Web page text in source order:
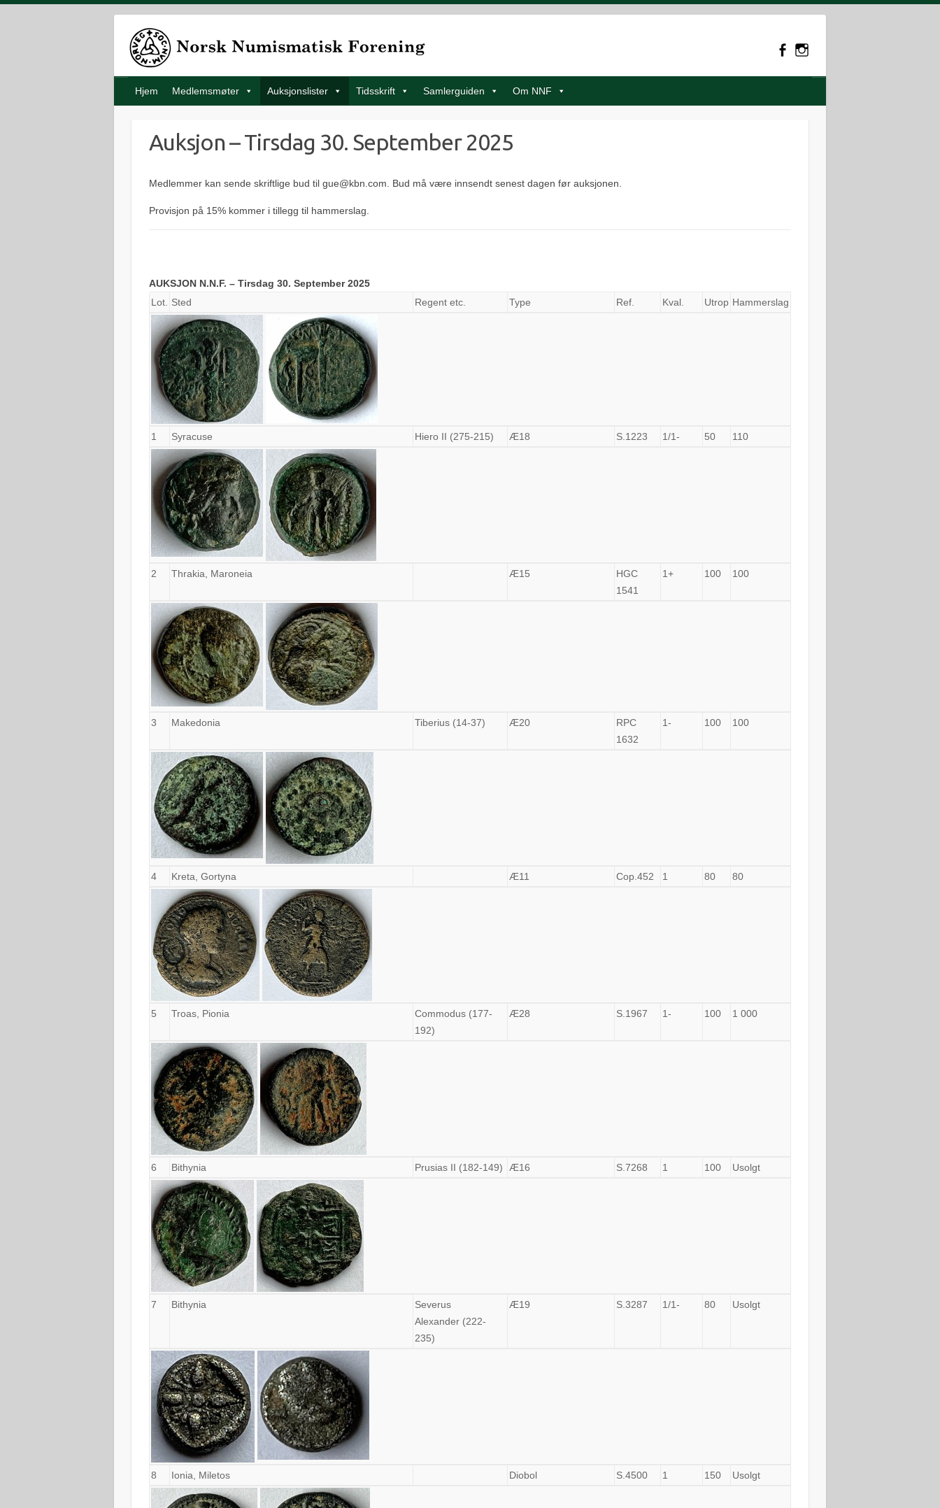
Hjem Medlemsmøter Auksjonslister Tidsskrift Samlerguiden Om NNF
Auksjon – Tirsdag 30. September 2025
Medlemmer kan sende skriftlige bud til gue@kbn.com. Bud må være innsendt senest dagen før auksjonen.
Provisjon på 15% kommer i tillegg til hammerslag.
AUKSJON N.N.F. – Tirsdag 30. September 2025
Lot.
Sted Regent etc. Type Ref. Kval. Utrop Hammerslag
1 Syracuse Hiero II (275-215) Æ18 S.1223 1/1- 50 110
2 Thrakia, Maroneia Æ15
HGC
1541
1+ 100 100
3 Makedonia Tiberius (14-37) Æ20
RPC
1632
1- 100 100
4 Kreta, Gortyna Æ11 Cop.452 1 80 80
5 Troas, Pionia
Commodus (177-
192)
Æ28 S.1967 1- 100 1 000
6 Bithynia Prusias II (182-149) Æ16 S.7268 1 100 Usolgt
7 Bithynia
Severus
Alexander (222-
235)
Æ19 S.3287 1/1- 80 Usolgt
8 Ionia, Miletos Diobol S.4500 1 150 Usolgt